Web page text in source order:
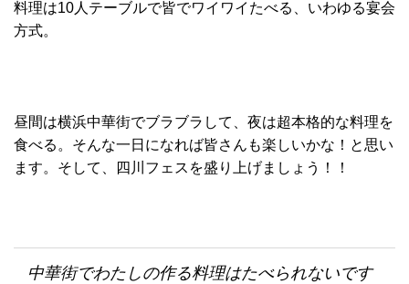
料理は10人テーブルで皆でワイワイたべる、いわゆる宴会
方式。
昼間は横浜中華街でブラブラして、夜は超本格的な料理を
食べる。そんな一日になれば皆さんも楽しいかな！と思い
ます。そして、四川フェスを盛り上げましょう！！
中華街でわたしの作る料理はたべられないです